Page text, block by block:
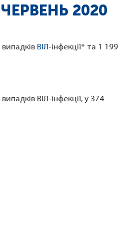
2020
ВІЛ-інфекції* та 1 199
ВІЛ-інфекції, у 374